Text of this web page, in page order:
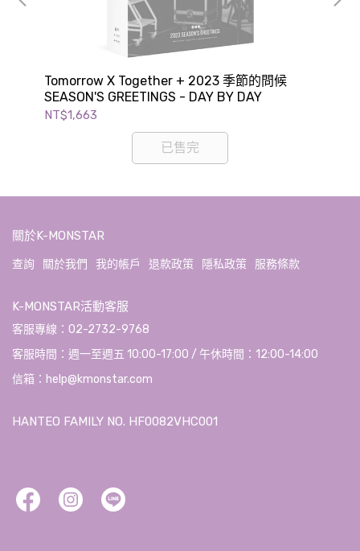
Tomorrow X Together + 2023 季節的問候
SEASON'S GREETINGS - DAY BY DAY
NT$1,663
已售完
關於K-MONSTAR
查詢 關於我們 我的帳戶 退款政策 隱私政策 服務條款
K-MONSTAR活動客服
客服專線：02-2732-9768
客服時間：週一至週五 10:00-17:00 / 午休時間：12:00-14:00
信箱：help@kmonstar.com
HANTEO FAMILY NO. HF0082VHC001